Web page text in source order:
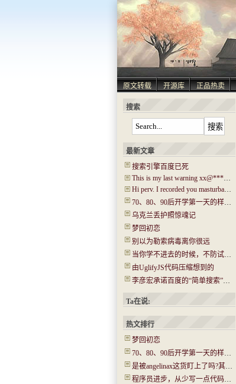
原文转载 开源库 正品热卖
搜索
最新文章
搜索引擎百度已死
This is my last warning xx@****.com!
Hi perv. I recorded you masturbating! I have captured ‘Hi.mp4’!
70、80、90后开学第一天的样子！你还记得吗？看哭了…..
乌克兰丢护照惊魂记
梦回初恋
别以为勒索病毒离你很远
当你学不进去的时候，不防试试“普瑞马法则”
由UglifyJS代码压缩想到的
李彦宏承诺百度的“简单搜索”没有任何广告
Ta在说:
热文排行
梦回初恋
70、80、90后开学第一天的样子！你还记得吗？看哭了…..
是被angelinax这货盯上了吗?其IP为180.97.106.*
程序员进步，从少写一点代码开始